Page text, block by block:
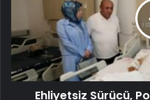
Ehliyetsiz Sürücü,